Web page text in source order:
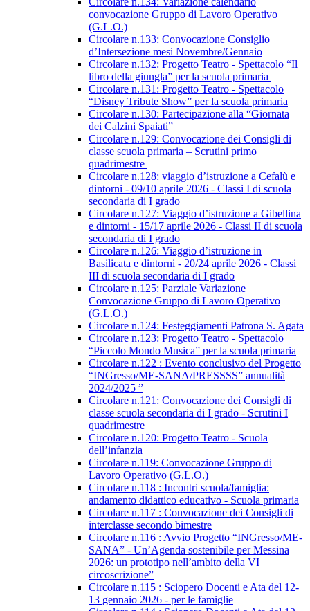
convocazione Gruppo di Lavoro Operativo
(G.L.O.)
Circolare n.133: Convocazione Consiglio
d’Intersezione mesi Novembre/Gennaio
Circolare n.132: Progetto Teatro - Spettacolo “Il
libro della giungla” per la scuola primaria
Circolare n.131: Progetto Teatro - Spettacolo
“Disney Tribute Show” per la scuola primaria
Circolare n.130: Partecipazione alla “Giornata
dei Calzini Spaiati”
Circolare n.129: Convocazione dei Consigli di
classe scuola primaria – Scrutini primo
quadrimestre
Circolare n.128: viaggio d’istruzione a Cefalù e
dintorni - 09/10 aprile 2026 - Classi I di scuola
secondaria di I grado
Circolare n.127: Viaggio d’istruzione a Gibellina
e dintorni - 15/17 aprile 2026 - Classi II di scuola
secondaria di I grado
Circolare n.126: Viaggio d’istruzione in
Basilicata e dintorni - 20/24 aprile 2026 - Classi
III di scuola secondaria di I grado
Circolare n.125: Parziale Variazione
Convocazione Gruppo di Lavoro Operativo
(G.L.O.)
Circolare n.124: Festeggiamenti Patrona S. Agata
Circolare n.123: Progetto Teatro - Spettacolo
“Piccolo Mondo Musica” per la scuola primaria
Circolare n.122 : Evento conclusivo del Progetto
“INGresso/ME-SANA/PRESSSS” annualità
2024/2025 ”
Circolare n.121: Convocazione dei Consigli di
classe scuola secondaria di I grado - Scrutini I
quadrimestre
Circolare n.120: Progetto Teatro - Scuola
dell’infanzia
Circolare n.119: Convocazione Gruppo di
Lavoro Operativo (G.L.O.)
Circolare n.118 : Incontri scuola/famiglia:
andamento didattico educativo - Scuola primaria
Circolare n.117 : Convocazione dei Consigli di
interclasse secondo bimestre
Circolare n.116 : Avvio Progetto “INGresso/ME-
SANA” - Un’Agenda sostenibile per Messina
2026: un prototipo nell’ambito della VI
circoscrizione”
Circolare n.115 : Sciopero Docenti e Ata del 12-
13 gennaio 2026 - per le famiglie